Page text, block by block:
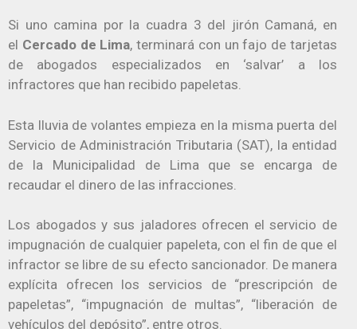
Si uno camina por la cuadra 3 del jirón Camaná, en
el Cercado de Lima, terminará con un fajo de tarjetas
de abogados especializados en ‘salvar’ a los
infractores que han recibido papeletas.
Esta lluvia de volantes empieza en la misma puerta del
Servicio de Administración Tributaria (SAT), la entidad
de la Municipalidad de Lima que se encarga de
recaudar el dinero de las infracciones.
Los abogados y sus jaladores ofrecen el servicio de
impugnación de cualquier papeleta, con el fin de que el
infractor se libre de su efecto sancionador. De manera
explícita ofrecen los servicios de “prescripción de
papeletas”, “impugnación de multas”, “liberación de
vehículos del depósito”, entre otros.